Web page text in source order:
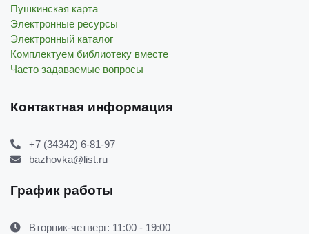
Пушкинская карта
Электронные ресурсы
Электронный каталог
Комплектуем библиотеку вместе
Часто задаваемые вопросы
Контактная информация
+7 (34342) 6-81-97
bazhovka@list.ru
График работы
Вторник-четверг: 11:00 - 19:00